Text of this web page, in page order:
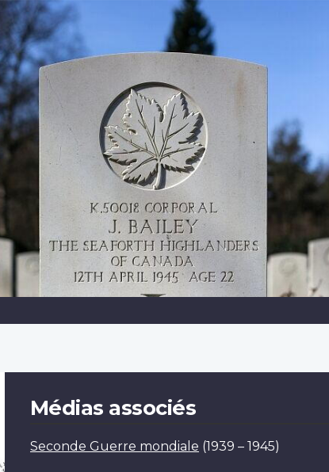
Médias associés
Seconde Guerre mondiale (1939 – 1945)